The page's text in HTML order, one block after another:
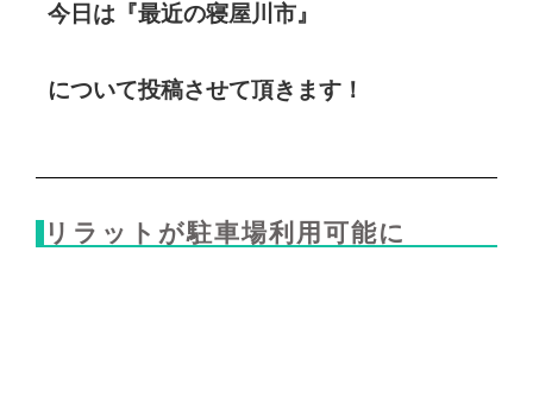
今日は『最近の寝屋川市』
について投稿させて頂きます！
リラットが駐車場利用可能に